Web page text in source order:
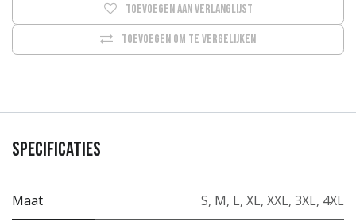
Toevoegen om te vergelijken
Toevoegen aan verlanglijst
Specificaties
Maat S, M, L, XL, XXL, 3XL, 4XL